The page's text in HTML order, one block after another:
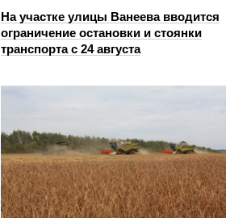
На участке улицы Ванеева вводится
ограничение остановки и стоянки
транспорта с 24 августа